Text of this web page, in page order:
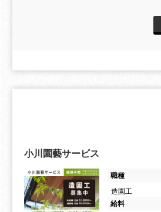
小川園藝サービス
職種
造園工
給料